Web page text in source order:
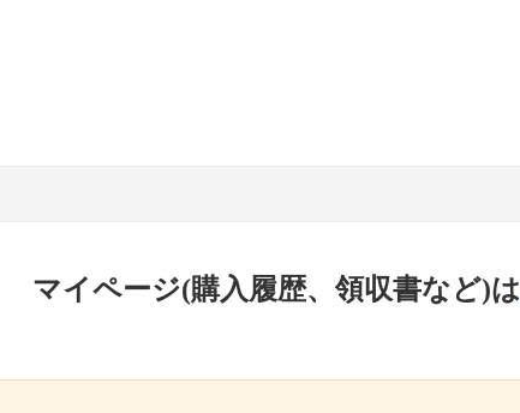
マイページ(購入履歴、領収書など)は